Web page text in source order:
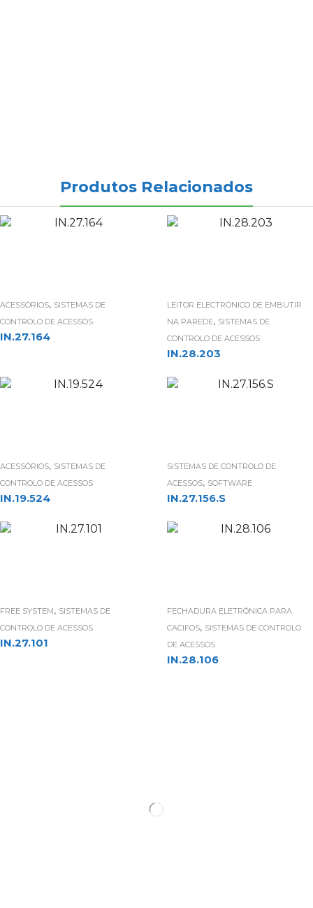
Produtos Relacionados
ACESSÓRIOS, SISTEMAS DE
CONTROLO DE ACESSOS
IN.27.164
LEITOR ELECTRÓNICO DE EMBUTIR
NA PAREDE, SISTEMAS DE
CONTROLO DE ACESSOS
IN.28.203
ACESSÓRIOS, SISTEMAS DE
CONTROLO DE ACESSOS
IN.19.524
SISTEMAS DE CONTROLO DE
ACESSOS, SOFTWARE
IN.27.156.S
FREE SYSTEM, SISTEMAS DE
CONTROLO DE ACESSOS
IN.27.101
FECHADURA ELETRÓNICA PARA
CACIFOS, SISTEMAS DE CONTROLO
DE ACESSOS
IN.28.106